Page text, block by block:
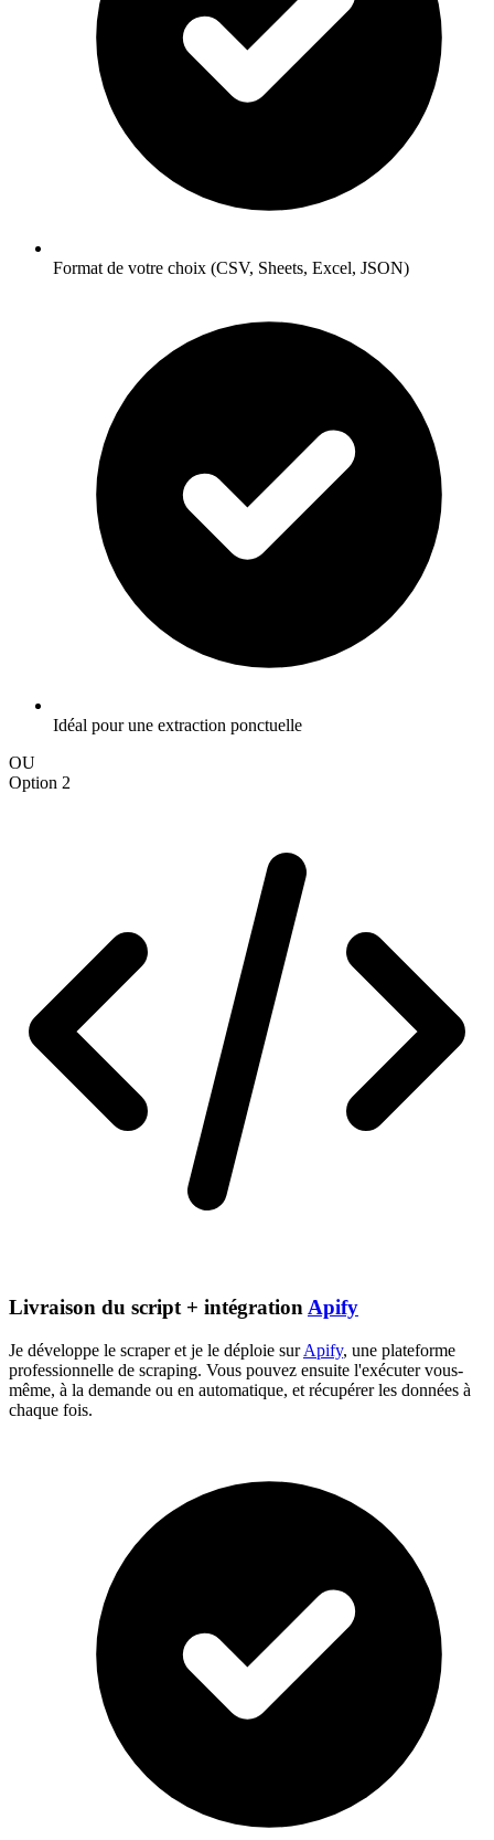
Format de votre choix (CSV, Sheets, Excel, JSON)
Idéal pour une extraction ponctuelle
OU
Option 2
Livraison du script + intégration Apify
Je développe le scraper et je le déploie surApify, une plateforme
professionnelle de scraping. Vous pouvez ensuite l'exécuter vous-
même, à la demande ou en automatique, et récupérer les données à
chaque fois.